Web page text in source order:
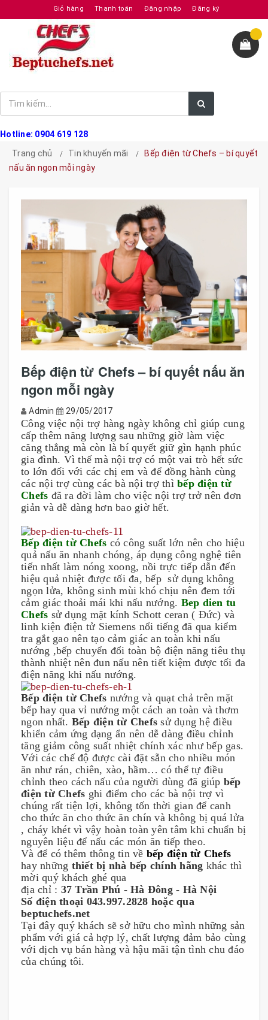
Giỏ hàng Thanh toán Đăng nhập Đăng ký
Hotline: 0904 619 128
Trang chủ
Tin khuyến mãi
Bếp điện từ Chefs – bí quyết
nấu ăn ngon mỗi ngày
Bếp điện từ Chefs – bí quyết nấu ăn
ngon mỗi ngày
Admin 29/05/2017
Công việc nội trợ hàng ngày không chỉ giúp cung
cấp thêm năng lượng sau những giờ làm việc
căng thẳng mà còn là bí quyết giữ gìn hạnh phúc
gia đình. Vì thế mà nội trợ có một vai trò hết sức
to lớn đối với các chị em và để đồng hành cùng
các nội trợ cùng các bà nội trợ thì bếp điện từ
Chefs đã ra đời làm cho việc nội trợ trở nên đơn
giản và dễ dàng hơn bao giờ hết.
Bếp điện từ Chefs có công suất lớn nên cho hiệu
quả nấu ăn nhanh chóng, áp dụng công nghệ tiên
tiến nhất làm nóng xoong, nồi trực tiếp dẫn đến
hiệu quả nhiệt được tối đa, bếp sử dụng không
ngọn lửa, không sinh mùi khó chịu nên đem tới
cảm giác thoải mái khi nấu nướng. Bep dien tu
Chefs sử dụng mặt kính Schott ceran ( Đức) và
linh kiện điện tử Siemens nổi tiếng đã qua kiểm
tra gắt gao nên tạo cảm giác an toàn khi nấu
nướng ,bếp chuyển đổi toàn bộ điện năng tiêu thụ
thành nhiệt nên đun nấu nên tiết kiệm được tối đa
điện năng khi nấu nướng.
Bếp điện từ Chefs nướng và quạt chả trên mặt
bếp hay qua vỉ nướng một cách an toàn và thơm
ngon nhất. Bếp điện từ Chefs sử dụng hệ điều
khiển cảm ứng dạng ẩn nên dễ dàng điều chỉnh
tăng giảm công suất nhiệt chính xác như bếp gas.
Với các chế độ được cài đặt sẵn cho nhiều món
ăn như rán, chiên, xào, hầm… có thể tự điều
chỉnh theo cách nấu của người dùng đã giúp bếp
điện từ Chefs ghi điểm cho các bà nội trợ vì
chúng rất tiện lợi, không tốn thời gian để canh
cho thức ăn cho thức ăn chín và không bị quá lửa
, cháy khét vì vậy hoàn toàn yên tâm khi chuẩn bị
nguyên liệu để nấu các món ăn tiếp theo.
Và để có thêm thông tin về bếp điện từ Chefs
hay những thiết bị nhà bếp chính hãng khác thì
mời quý khách ghé qua
địa chỉ : 37 Trần Phú - Hà Đông - Hà Nội
Số điện thoại 043.997.2828 hoặc qua
beptuchefs.net
Tại đây quý khách sẽ sở hữu cho mình những sản
phẩm với giá cả hợp lý, chất lượng đảm bảo cùng
với dịch vụ bán hàng và hậu mãi tận tình chu đáo
của chúng tôi.